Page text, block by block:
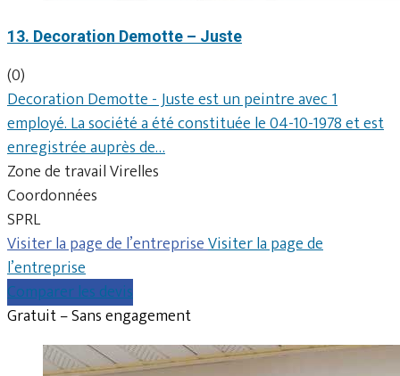
13. Decoration Demotte – Juste
(0)
Decoration Demotte - Juste est un peintre avec 1
employé. La société a été constituée le 04-10-1978 et est
enregistrée auprès de…
Zone de travail Virelles
Coordonnées
SPRL
Visiter la page de l’entrepriseVisiter la page de
l’entreprise
Comparer les devis
Gratuit – Sans engagement